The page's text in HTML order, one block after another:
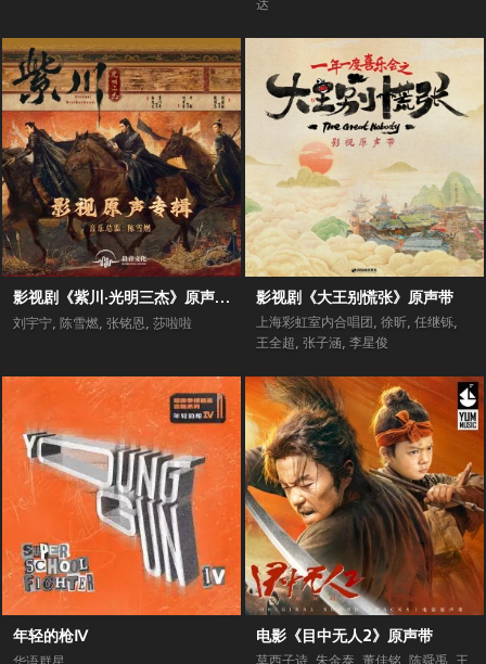
达
影视剧《紫川·光明三杰》原声专辑
刘宇宁, 陈雪燃, 张铭恩, 莎啦啦
影视剧《大王别慌张》原声带
上海彩虹室内合唱团 , 徐昕, 任继铄,
王全超, 张子涵, 李星俊
年轻的枪Ⅳ 电影《目中无人2》原声带